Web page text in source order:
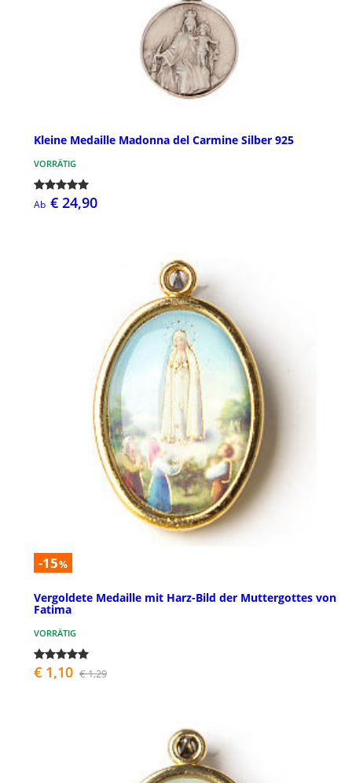
Kleine Medaille Madonna del Carmine Silber 925
VORRÄTIG
Ab € 24,90
-15%
Vergoldete Medaille mit Harz-Bild der Muttergottes von
Fatima
VORRÄTIG
€ 1,10 € 1,29